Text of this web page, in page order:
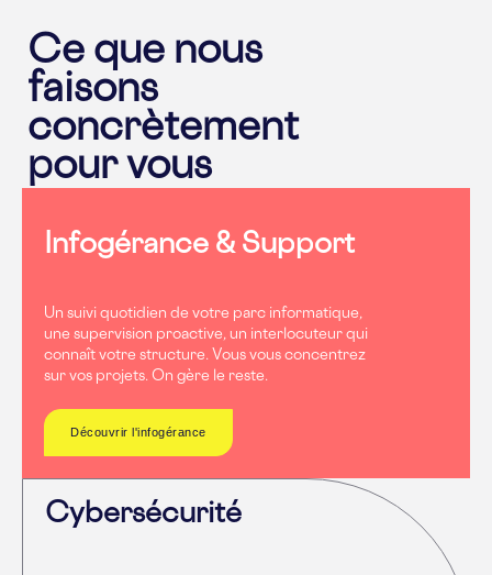
Ce que nous
faisons
concrètement
pour vous
Infogérance & Support
Un suivi quotidien de votre parc informatique,
une supervision proactive, un interlocuteur qui
connaît votre structure. Vous vous concentrez
sur vos projets. On gère le reste.
Découvrir l'infogérance
Cybersécurité